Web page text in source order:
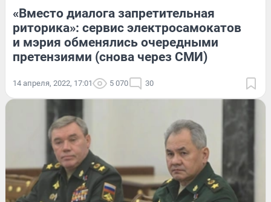
«Вместо диалога запретительная
риторика»: сервис электросамокатов
и мэрия обменялись очередными
претензиями (снова через СМИ)
14 апреля, 2022, 17:01 5 070 30